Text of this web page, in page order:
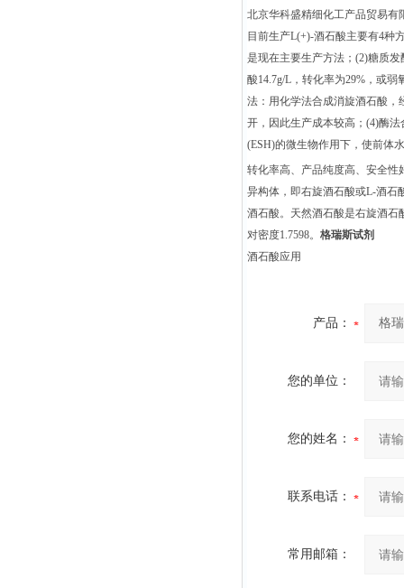
北京华科盛精细化工产品贸易有
目前生产L(+)-酒石酸主要有4种
是现在主要生产方法；(2)糖质
酸14.7g/L，转化率为29%，或
法：用化学法合成消旋酒石酸，
开，因此生产成本较高；(4)酶
(ESH)的微生物作用下，使前体
转化率高、产品纯度高、安全性
异构体，即右旋酒石酸或L-酒石
酒石酸。天然酒石酸是右旋酒
对密度1.7598。 格瑞斯试剂
酒石酸应用
产品：
您的单位：
您的姓名：
联系电话：
常用邮箱：